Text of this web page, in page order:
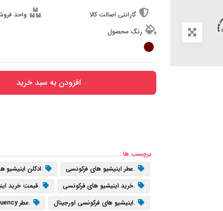
گارانتی اصالت کالا
واحد
رنگ محصول
افزودن به سبد خرید
برچسب ها :
.عطر اینیشیو های فرکونسی
.ادکلن اینیشیو
.خرید اینیشیو های فرکونسی
.قیمت خرید
.اینیشیو های فرکونسی اورجینال
.عطر Initio High Frequency